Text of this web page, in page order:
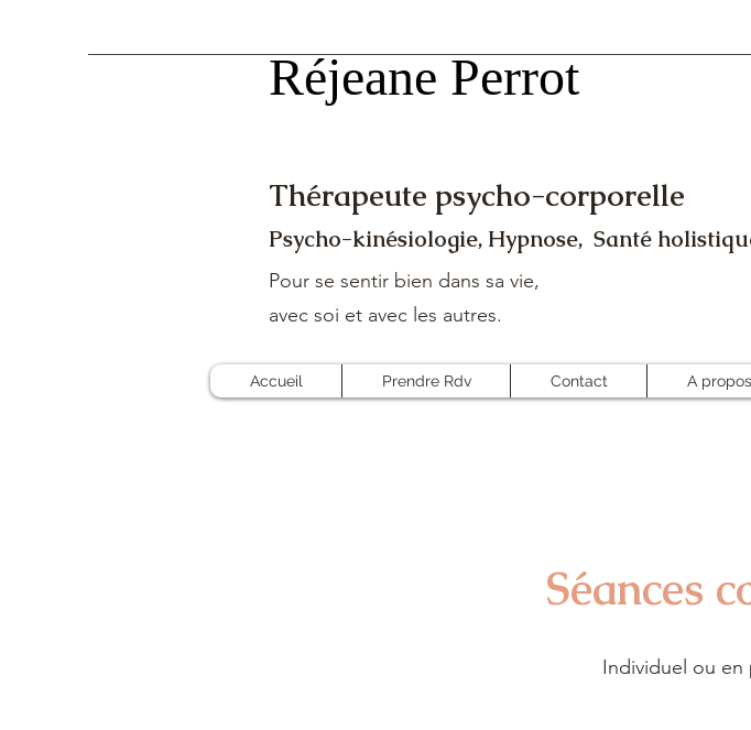
Réjeane Perrot
Réjeane Perrot
Thérapeute psycho-corporelle
Psycho-kinésiologie, Hypnose, Santé
Pour se sentir bien dans sa vie,
avec soi et avec les autres.
Accueil Prendre Rdv Contact A propos
Séances
Individuel ou